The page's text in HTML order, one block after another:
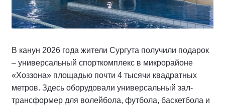
В канун 2026 года жители Сургута получили подарок
– универсальный спорткомплекс в микрорайоне
«Хоззона» площадью почти 4 тысячи квадратных
метров. Здесь оборудовали универсальный зал-
трансформер для волейбола, футбола, баскетбола и